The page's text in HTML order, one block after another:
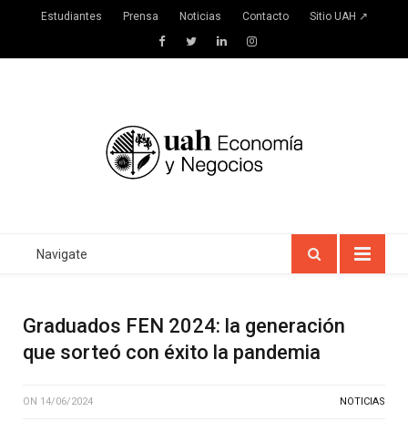
Estudiantes Prensa Noticias Contacto Sitio UAH ↗
FacebookTwitterLinkedInInstagram
Navigate
Graduados FEN 2024: la generación
que sorteó con éxito la pandemia
ON 14/06/2024 NOTICIAS